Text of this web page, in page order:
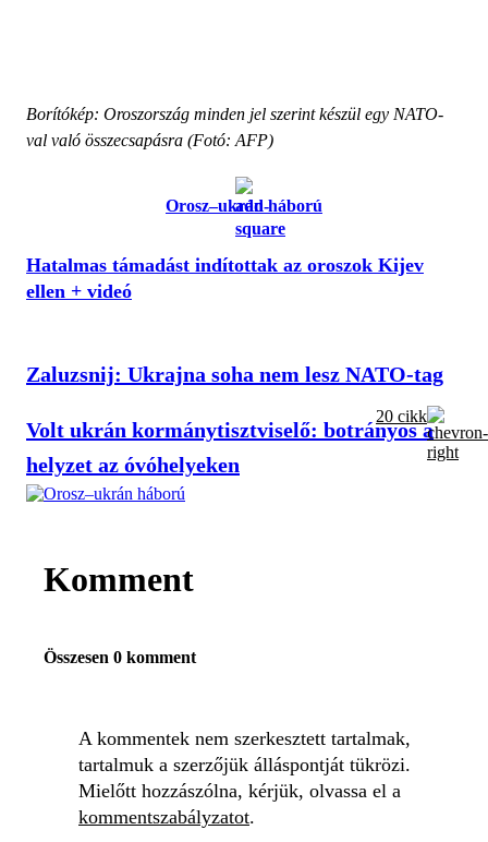
Borítókép: Oroszország minden jel szerint készül egy NATO-
val való összecsapásra (Fotó: AFP)
Orosz–ukrán háború
Hatalmas támadást indítottak az oroszok Kijev
ellen + videó
Zaluzsnij: Ukrajna soha nem lesz NATO-tag
Volt ukrán kormánytisztviselő: botrányos a
helyzet az óvóhelyeken
20 cikk
Komment
Összesen 0 komment
A kommentek nem szerkesztett tartalmak,
tartalmuk a szerzőjük álláspontját tükrözi.
Mielőtt hozzászólna, kérjük, olvassa el a
kommentszabályzatot.